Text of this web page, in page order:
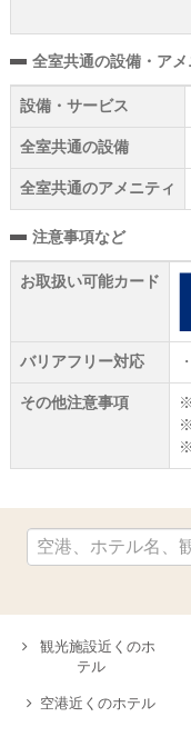
全室共通の設備・アメ
設備・サービス
全室共通の設備
全室共通のアメニティ
注意事項など
お取扱い可能カード
バリアフリー対応
その他注意事項
観光施設近くのホ
テル
空港近くのホテル